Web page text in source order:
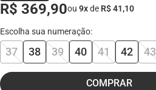
R$ 369,90ou 9xde R$ 41,10
37 38 39 40 41 42 43
COMPRAR